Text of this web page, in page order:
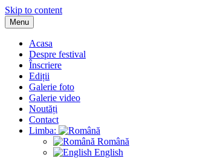
Skip to content
Menu
Acasa
Despre festival
Înscriere
Ediții
Galerie foto
Galerie video
Noutăți
Contact
Limba:
Română
English